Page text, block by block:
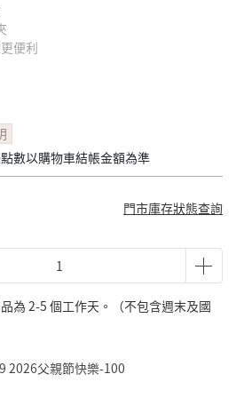
便利
數以購物車結帳金額為準
門市庫存狀態查詢
為 2-5 個工作天。（不包含週末及國
2026父親節快樂-100